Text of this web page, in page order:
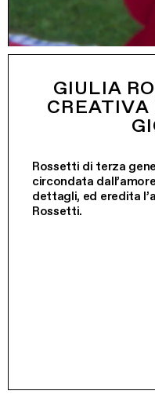
GIULIA
CREATIVA
Rossetti di terza
circondata
dettagli, ed eredita
Rossetti.